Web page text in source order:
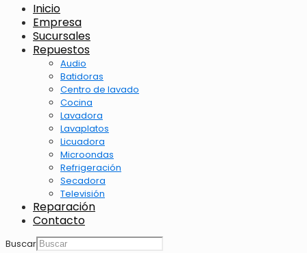
Inicio
Empresa
Sucursales
Repuestos
Audio
Batidoras
Centro de lavado
Cocina
Lavadora
Lavaplatos
Licuadora
Microondas
Refrigeración
Secadora
Televisión
Reparación
Contacto
Buscar